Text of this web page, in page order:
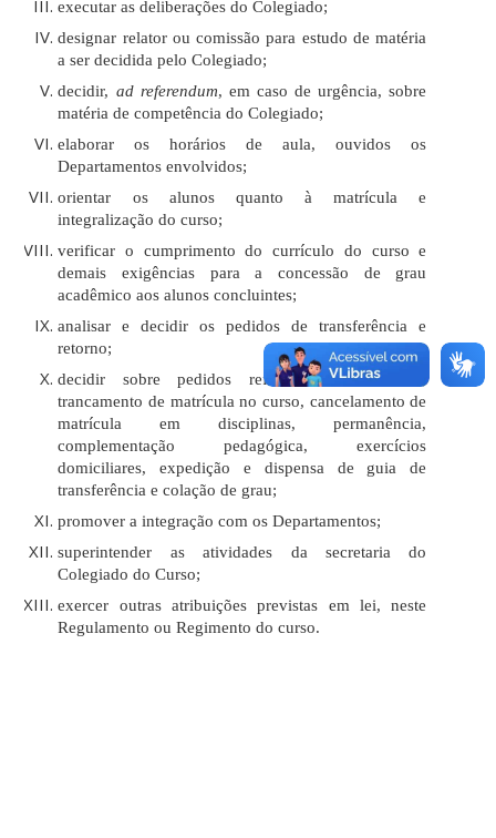
executar as deliberações do Colegiado;
designar relator ou comissão para estudo de matéria
a ser decidida pelo Colegiado;
decidir, ad referendum, em caso de urgência, sobre
matéria de competência do Colegiado;
elaborar os horários de aula, ouvidos os
Departamentos envolvidos;
orientar os alunos quanto à matrícula e
integralização do curso;
verificar o cumprimento do currículo do curso e
demais exigências para a concessão de grau
acadêmico aos alunos concluintes;
analisar e decidir os pedidos de transferência e
retorno;
decidir sobre pedidos referentes a matrícula,
trancamento de matrícula no curso, cancelamento de
matrícula em disciplinas, permanência,
complementação pedagógica, exercícios
domiciliares, expedição e dispensa de guia de
transferência e colação de grau;
promover a integração com os Departamentos;
superintender as atividades da secretaria do
Colegiado do Curso;
exercer outras atribuições previstas em lei, neste
Regulamento ou Regimento do curso.